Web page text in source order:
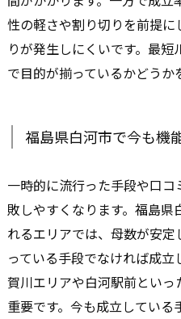
性の軽さや割り切りを前提
りが発生しにくいです。最
で目的が揃っているかどうか
福島県白河市で今も機
一時的に流行った手段や口
敗しやすくなります。福島
れるエリアでは、母数が安
っている手段でなければ成
賀川エリアや白河駅前とい
重要です。今も成立してい